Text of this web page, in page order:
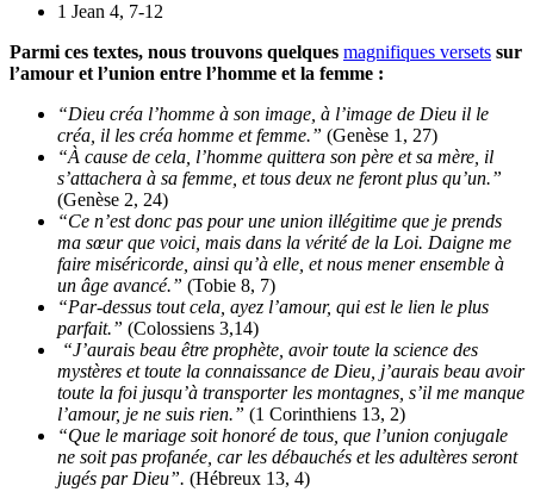
1 Jean 4, 7-12
Parmi ces textes, nous trouvons quelques magnifiques versets sur
l’amour et l’union entre l’homme et la femme :
“Dieu créa l’homme à son image, à l’image de Dieu il le
créa, il les créa homme et femme.” (Genèse 1, 27)
“À cause de cela, l’homme quittera son père et sa mère, il
s’attachera à sa femme, et tous deux ne feront plus qu’un.”
(Genèse 2, 24)
“Ce n’est donc pas pour une union illégitime que je prends
ma sœur que voici, mais dans la vérité de la Loi. Daigne me
faire miséricorde, ainsi qu’à elle, et nous mener ensemble à
un âge avancé.” (Tobie 8, 7)
“Par-dessus tout cela, ayez l’amour, qui est le lien le plus
parfait.” (Colossiens 3,14)
“J’aurais beau être prophète, avoir toute la science des
mystères et toute la connaissance de Dieu, j’aurais beau avoir
toute la foi jusqu’à transporter les montagnes, s’il me manque
l’amour, je ne suis rien.” (1 Corinthiens 13, 2)
“Que le mariage soit honoré de tous, que l’union conjugale
ne soit pas profanée, car les débauchés et les adultères seront
jugés par Dieu”. (Hébreux 13, 4)